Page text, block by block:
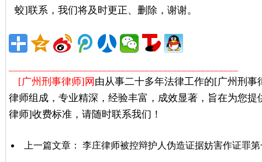
蛟]联系，我们将及时更正、删除，谢谢。
[广州刑事律师]网 由从事二十多年法律工作的[广州刑
律师组成，专业精深，经验丰富，成效显著，旨在为您
律师]收费标准，请随时联系我们！
上一篇文章： 李庄律师被控辩护人伪造证据妨害作证罪